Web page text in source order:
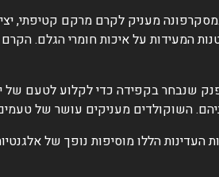
מעניק לקרם מרקם קטיפתי,
המעידות על איכות חומרי הגלם.
שנבחר בקפידה כדי לקלוע לטעם של
השוקולדים מעניקים עושר של
העדינות הללו מוסיפות נופך של